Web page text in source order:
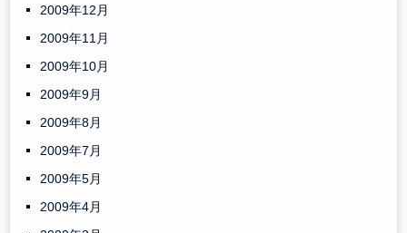
2009年12月
2009年11月
2009年10月
2009年9月
2009年8月
2009年7月
2009年5月
2009年4月